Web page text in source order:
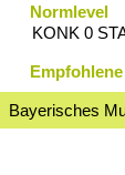
Normlevel
KONK 0
Bayerisches